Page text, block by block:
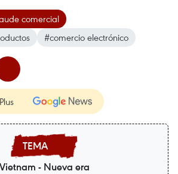
comercial
#comercio electrónico
Vietnam - Nueva era